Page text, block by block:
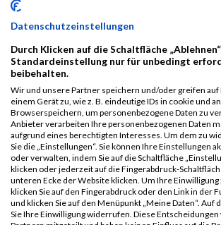
Datenschutzeinstellungen
Durch Klicken auf die Schaltfläche
Standardeinstellung nur für unbedingt
beibehalten.
Wir und unsere Partner speichern und/oder greifen
einem Gerät zu, wie z. B. eindeutige IDs in cookie und
Browserspeichern, um personenbezogene Daten zu
Anbieter verarbeiten Ihre personenbezogenen Daten
aufgrund eines berechtigten Interesses. Um dem zu
Sie die „Einstellungen“. Sie können Ihre Einstellungen
oder verwalten, indem Sie auf die Schaltfläche
klicken oder jederzeit auf die Fingerabdruck-
unteren Ecke der Website klicken. Um Ihre
klicken Sie auf den Fingerabdruck oder den Link in der
und klicken Sie auf den Menüpunkt „Meine Daten“. Auf
Sie Ihre Einwilligung widerrufen. Diese